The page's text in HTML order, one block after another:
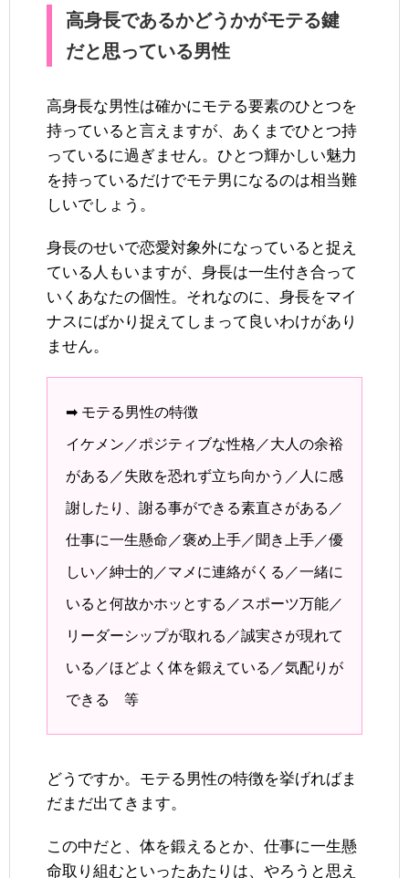
高身長であるかどうかがモテる鍵
だと思っている男性
高身長な男性は確かにモテる要素のひとつを
持っていると言えますが、あくまでひとつ持
っているに過ぎません。ひとつ輝かしい魅力
を持っているだけでモテ男になるのは相当難
しいでしょう。
身長のせいで恋愛対象外になっていると捉え
ている人もいますが、身長は一生付き合って
いくあなたの個性。それなのに、身長をマイ
ナスにばかり捉えてしまって良いわけがあり
ません。
➡ モテる男性の特徴
イケメン／ポジティブな性格／大人の余裕
がある／失敗を恐れず立ち向かう／人に感
謝したり、謝る事ができる素直さがある／
仕事に一生懸命／褒め上手／聞き上手／優
しい／紳士的／マメに連絡がくる／一緒に
いると何故かホッとする／スポーツ万能／
リーダーシップが取れる／誠実さが現れて
いる／ほどよく体を鍛えている／気配りが
できる 等
どうですか。モテる男性の特徴を挙げればま
だまだ出てきます。
この中だと、体を鍛えるとか、仕事に一生懸
命取り組むといったあたりは、やろうと思え